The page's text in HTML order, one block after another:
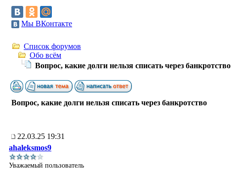
Мы ВКонтакте
Список форумов
Обо всём
Вопрос, какие долги нельзя списать через банкротство
Вопрос, какие долги нельзя списать через банкротство
22.03.25 19:31
ahaleksmos9
Уважаемый пользователь